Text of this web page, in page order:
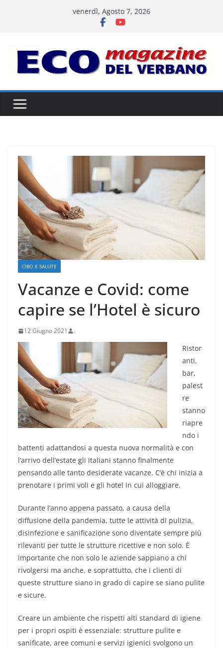
venerdì, Agosto 7, 2026
CIBO E SALUTE
Vacanze e Covid: come
capire se l’Hotel è sicuro
12 Giugno 2021 .
Ristor
anti,
bar,
palest
re
stanno
riapre
ndo i
battenti adattandosi a questa nuova normalità e con
l’arrivo dell’estate gli italiani stanno finalmente
pensando alle tanto desiderate vacanze. C’è chi inizia a
prenotare i primi voli e gli hotel in cui alloggiare.
Durante l’anno appena passato, a causa della
diffusione della pandemia, tutte le attività di pulizia,
disinfezione e sanificazione sono diventate sempre più
rilevanti per tutte le strutture ricettive e non solo. È
importante che non solo le aziende sappiano a chi
rivolgersi ma anche, e soprattutto, che i clienti di
queste strutture siano in grado di capire se siano pulite
e sicure.
Creare un ambiente che rispetti alti standard di igiene
per i propri ospiti è essenziale: strutture pulite e
sanificate, aree comuni e servizi igienici svolgono un